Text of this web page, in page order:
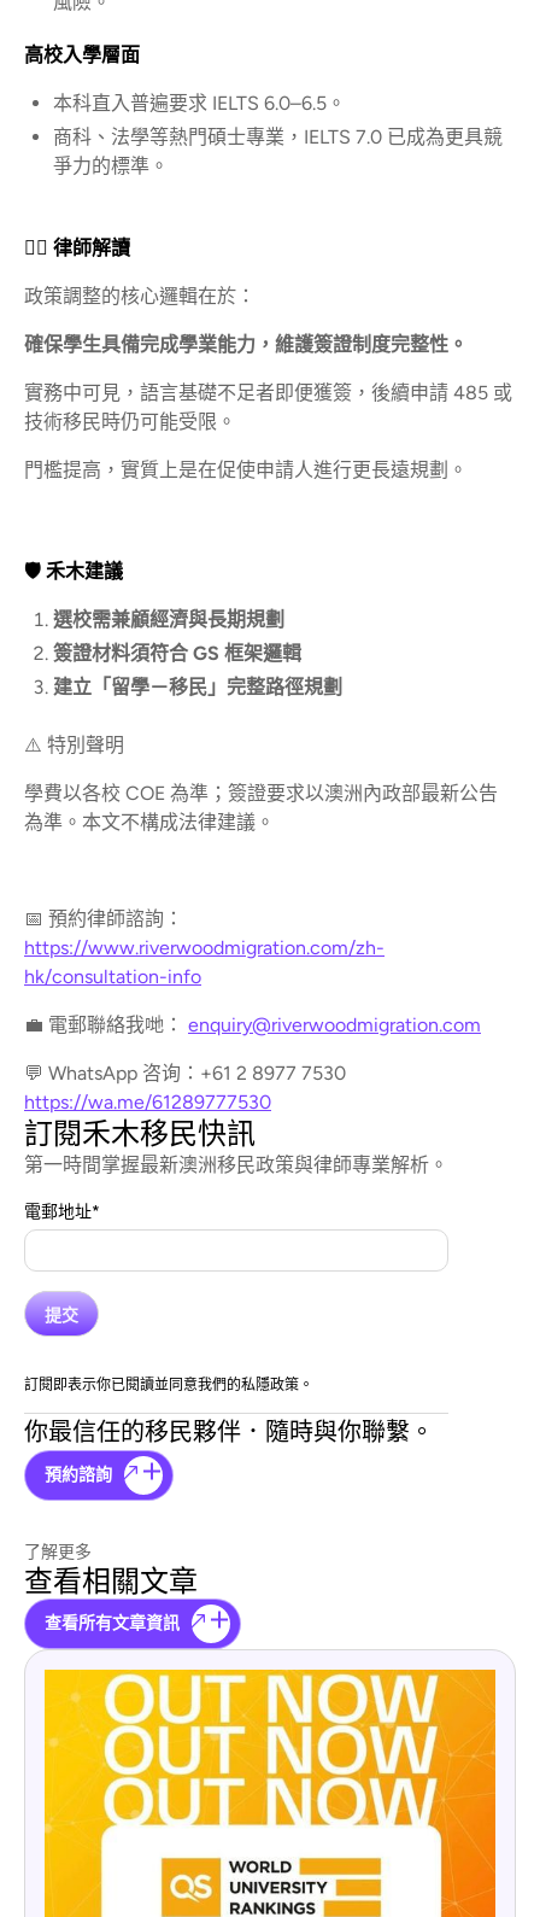
訂閱禾木移民快訊
第一時間掌握最新澳洲移民政策與律師專業解析。
電郵地址*
訂閱即表示你已閱讀並同意我們的私隱政策。
你最信任的移民夥伴．隨時與你聯繫。
預約諮詢
高校入學層面
本科直入普遍要求 IELTS 6.0–6.5。
商科、法學等熱門碩士專業，IELTS 7.0 已成為更具競
爭力的標準。
👨‍⚖️ 律師解讀
政策調整的核心邏輯在於：
確保學生具備完成學業能力，維護簽證制度完整性。
實務中可見，語言基礎不足者即便獲簽，後續申請 485 或
技術移民時仍可能受限。
門檻提高，實質上是在促使申請人進行更長遠規劃。
🛡️ 禾木建議
選校需兼顧經濟與長期規劃
簽證材料須符合 GS 框架邏輯
建立「留學－移民」完整路徑規劃
⚠️ 特別聲明
學費以各校 COE 為準；簽證要求以澳洲內政部最新公告
為準。本文不構成法律建議。
📅 預約律師諮詢：
https://www.riverwoodmigration.com/zh-
hk/consultation-info
💼 電郵聯絡我哋： enquiry@riverwoodmigration.com
💬 WhatsApp 咨询：+61 2 8977 7530
https://wa.me/61289777530
了解更多
查看相關文章
查看所有文章資訊